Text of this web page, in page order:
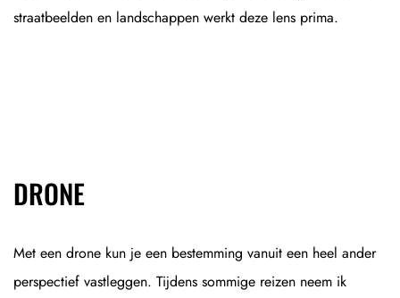
straatbeelden en landschappen werkt deze lens prima.
DRONE
Met een drone kun je een bestemming vanuit een heel ander
perspectief vastleggen. Tijdens sommige reizen neem ik